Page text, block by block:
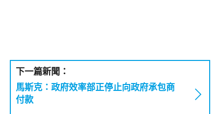
下一篇新聞：
馬斯克：政府效率部正停止向政府承包商
付款